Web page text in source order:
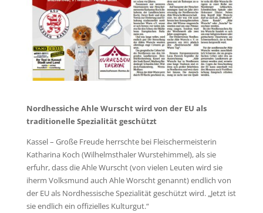
Nordhessiche Ahle Wurscht wird von der EU als
traditionelle Spezialität geschützt
Kassel – Große Freude herrschte bei Fleischermeisterin
Katharina Koch (Wilhelmsthaler Wurstehimmel), als sie
erfuhr, dass die Ahle Wurscht (von vielen Leuten wird sie
iherm Volksmund auch Ahle Worscht genannt) endlich von
der EU als Nordhessische Spezialität geschützt wird. „Jetzt ist
sie endlich ein offizielles Kulturgut.“